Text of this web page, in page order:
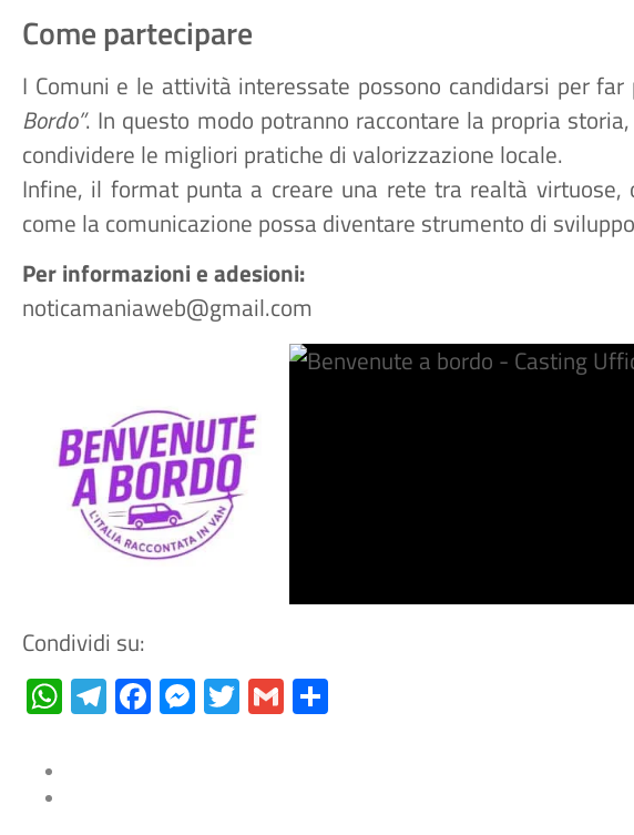
Come partecipare
I Comuni e le attività interessate possono candidarsi per
Bordo”. In questo modo potranno raccontare la propria
condividere le migliori pratiche di valorizzazione locale.
Infine, il format punta a creare una rete tra realtà virtuose,
come la comunicazione possa diventare strumento di
Per informazioni e adesioni:
noticamaniaweb@gmail.com
Condividi su:
WhatsApp
Telegram
Facebook
Messenger
Twitter
Gmail